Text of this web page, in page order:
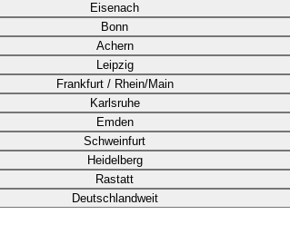
Eisenach
Bonn
Achern
Leipzig
Frankfurt / Rhein/Main
Karlsruhe
Emden
Schweinfurt
Heidelberg
Rastatt
Deutschlandweit